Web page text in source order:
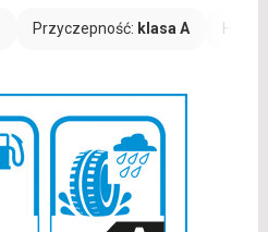
Przyczepność: klasa A Hałas: